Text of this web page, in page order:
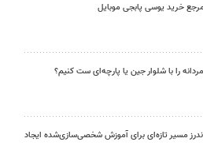
خرید یوسی پابجی موبایل
را با شلوار جین یا پارچه‌ای ست کنیم؟
مسیر تازه‌ای برای آموزش شخصی‌سازی‌شده ایجاد